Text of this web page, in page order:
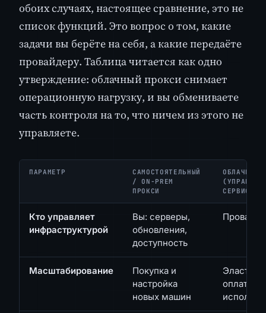
обоих случаях, настоящее сравнение, это не
список функций. Это вопрос о том, какие
задачи вы берёте на себя, а какие передаёте
провайдеру. Таблица читается как одно
утверждение: облачный прокси снимает
операционную нагрузку, и вы обмениваете
часть контроля на то, что ничем из этого не
управляете.
ПАРАМЕТР
САМОСТОЯТЕЛЬНЫЙ
/ ON-PREM
ПРОКСИ
ОБЛАЧНЫЙ
СЕРВИС)
Кто управляет
инфраструктурой
Вы: серверы,
обновления,
доступность
Масштабирование
Покупка и
настройка
новых машин
оплата по